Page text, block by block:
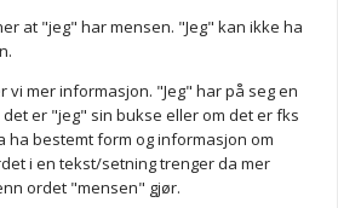
at "jeg" har mensen. "Jeg" kan ikke ha
vi mer informasjon. "Jeg" har på seg en
er "jeg" sin bukse eller om det er fks
ha bestemt form og informasjon om
i en tekst/setning trenger da mer
ordet "mensen" gjør.